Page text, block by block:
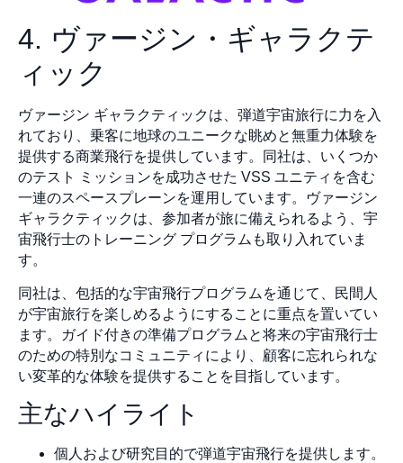
4. ヴァージン・ギャラクテ
ィック
ヴァージン ギャラクティックは、弾道宇宙旅行に力を入
れており、乗客に地球のユニークな眺めと無重力体験を
提供する商業飛行を提供しています。同社は、いくつか
のテスト ミッションを成功させた VSS ユニティを含む
一連のスペースプレーンを運用しています。ヴァージン
ギャラクティックは、参加者が旅に備えられるよう、宇
宙飛行士のトレーニング プログラムも取り入れていま
す。
同社は、包括的な宇宙飛行プログラムを通じて、民間人
が宇宙旅行を楽しめるようにすることに重点を置いてい
ます。ガイド付きの準備プログラムと将来の宇宙飛行士
のための特別なコミュニティにより、顧客に忘れられな
い変革的な体験を提供することを目指しています。
主なハイライト
個人および研究目的で弾道宇宙飛行を提供します。